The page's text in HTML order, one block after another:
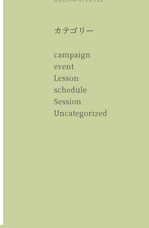
カテゴリー
campaign
event
Lesson
schedule
Session
Uncategorized